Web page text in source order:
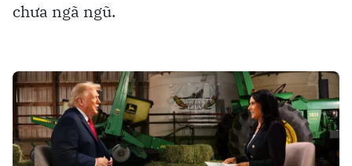
chưa ngã ngũ.